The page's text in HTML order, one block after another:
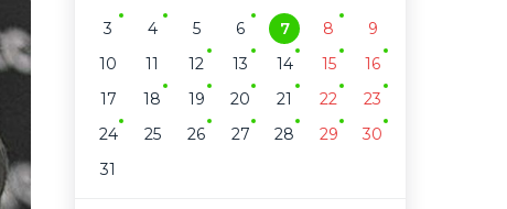
3
4 5 6 7 8
9
10
11 12 13 14 15
16
17
18 19 20 21 22
23
24
25 26 27 28 29
30
31